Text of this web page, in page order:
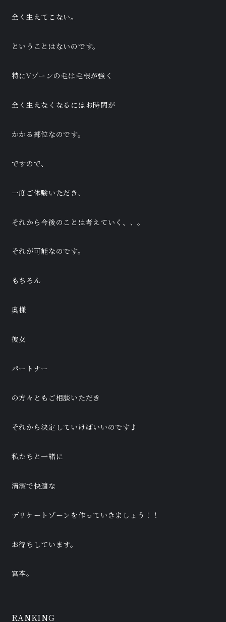
全く生えてこない。
ということはないのです。
特にVゾーンの毛は毛根が強く
全く生えなくなるにはお時間が
かかる部位なのです。
ですので、
一度ご体験いただき、
それから今後のことは考えていく、、。
それが可能なのです。
もちろん
奥様
彼女
パートナー
の方々ともご相談いただき
それから決定していけばいいのです♪
私たちと一緒に
清潔で快適な
デリケートゾーンを作っていきましょう！！
お待ちしています。
宮本。
RANKING